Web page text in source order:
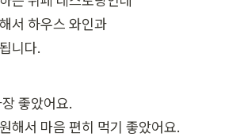
서 하우스 와인과
니다.
좋았어요.
해서 마음 편히 먹기 좋았어요.